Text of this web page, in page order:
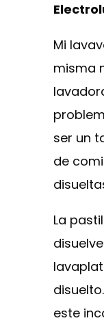
Mi
misma
ser un
de
La
este